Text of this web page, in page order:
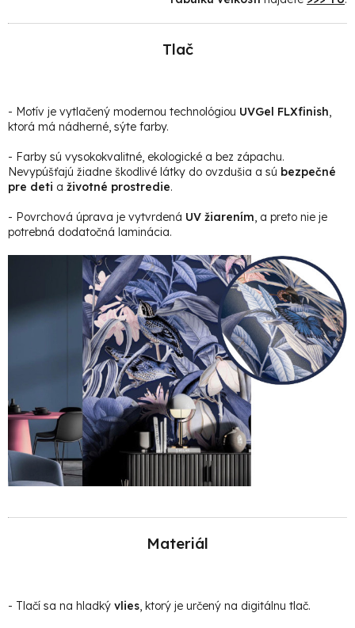
Tlač
- Motív je vytlačený modernou technológiou UVGel FLXfinish,
ktorá má nádherné, sýte farby.
- Farby sú vysokokvalitné, ekologické a bez zápachu.
Nevypúšťajú žiadne škodlivé látky do ovzdušia a sú bezpečné
pre deti a životné prostredie.
- Povrchová úprava je vytvrdená UV žiarením, a preto nie je
potrebná dodatočná laminácia.
Materiál
- Tlačí sa na hladký vlies, ktorý je určený na digitálnu tlač.